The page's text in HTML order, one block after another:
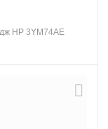
HP 3YM74AE